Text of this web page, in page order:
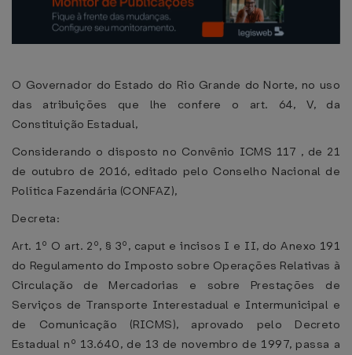
O Governador do Estado do Rio Grande do Norte, no uso
das atribuições que lhe confere o art. 64, V, da
Constituição Estadual,
Considerando o disposto no Convênio ICMS 117 , de 21
de outubro de 2016, editado pelo Conselho Nacional de
Política Fazendária (CONFAZ),
Decreta:
Art. 1º O art. 2º, § 3º, caput e incisos I e II, do Anexo 191
do Regulamento do Imposto sobre Operações Relativas à
Circulação de Mercadorias e sobre Prestações de
Serviços de Transporte Interestadual e Intermunicipal e
de Comunicação (RICMS), aprovado pelo Decreto
Estadual nº 13.640, de 13 de novembro de 1997, passa a